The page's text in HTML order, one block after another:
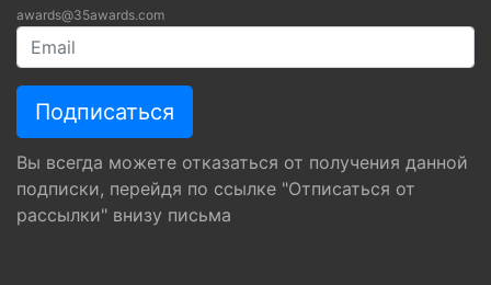
awards@35awards.com
Вы всегда можете отказаться от получения данной
подписки, перейдя по ссылке "Отписаться от
рассылки" внизу письма